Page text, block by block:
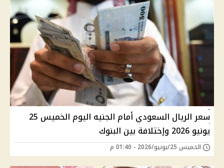
سعر الريال السعودي أمام الجنيه اليوم الخميس 25
يونيو 2026 وإختلافة بين البنوك
الخميس 25/يونيو/2026 - 01:40 م